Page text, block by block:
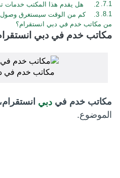
2. هل يقدم هذا المكتب خدمات تدريبية للخدم ؟
3. كم من الوقت سيستغرق وصول
من مكاتب خدم في دبي انستقرام؟
مكاتب خدم في دبي
مكاتب خدم في
مكاتب خدم في دبي انستقرام،
الموضوع.